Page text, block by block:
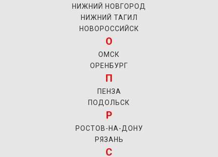
НИЖНИЙ НОВГОРОД
НИЖНИЙ ТАГИЛ
НОВОРОССИЙСК
О
ОМСК
ОРЕНБУРГ
П
ПЕНЗА
ПОДОЛЬСК
Р
РОСТОВ-НА-ДОНУ
РЯЗАНЬ
С